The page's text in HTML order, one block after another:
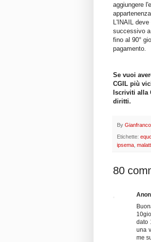
aggiungere
L'INAIL
successivo
fino al 90°
pagamento.
Se vuoi
CGIL più
Iscriviti alla
diritti.
By
Etichette:
ipsema
80
dato
una
me